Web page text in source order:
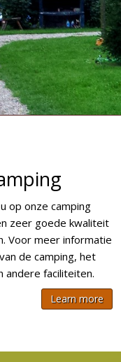
op onze camping
zeer goede kwaliteit
Voor meer informatie
de camping, het
andere faciliteiten.
Learn more